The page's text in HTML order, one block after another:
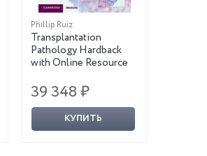
Phillip Ruiz
Transplantation
Pathology Hardback
with Online Resource
39 348 ₽
КУПИТЬ